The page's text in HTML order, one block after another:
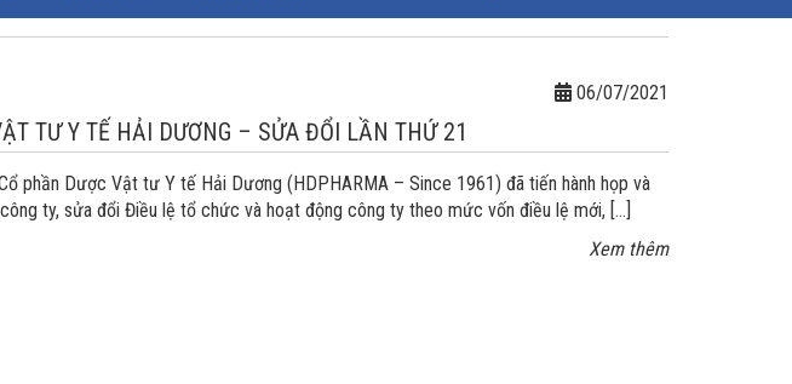
06/07/2021
TƯ Y TẾ HẢI DƯƠNG – SỬA ĐỔI LẦN THỨ 21
phần Dược Vật tư Y tế Hải Dương (HDPHARMA – Since 1961) đã tiến hành họp và
ty, sửa đổi Điều lệ tổ chức và hoạt động công ty theo mức vốn điều lệ mới, […]
Xem thêm